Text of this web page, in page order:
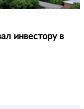
инвестору в